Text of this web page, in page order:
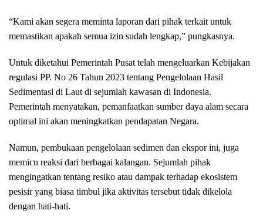
“Kami akan segera meminta laporan dari pihak terkait untuk
memastikan apakah semua izin sudah lengkap,” pungkasnya.
Untuk diketahui Pemerintah Pusat telah mengeluarkan Kebijakan
regulasi PP. No 26 Tahun 2023 tentang Pengelolaan Hasil
Sedimentasi di Laut di sejumlah kawasan di Indonesia.
Pemerintah menyatakan, pemanfaatkan sumber daya alam secara
optimal ini akan meningkatkan pendapatan Negara.
Namun, pembukaan pengelolaan sedimen dan ekspor ini, juga
memicu reaksi dari berbagai kalangan. Sejumlah pihak
mengingatkan tentang resiko atau dampak terhadap ekosistem
pesisir yang biasa timbul jika aktivitas tersebut tidak dikelola
dengan hati-hati.